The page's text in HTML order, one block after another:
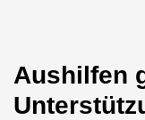
Aushilfen